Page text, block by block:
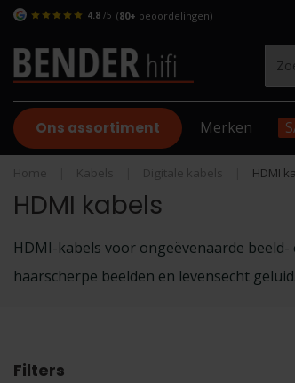
4.8 /5 (80+ beoordelingen)
Ons assortiment Merken
Home Kabels Digitale kabels HDMI
HDMI kabels
HDMI-kabels voor ongeëvenaarde
haarscherpe beelden en levensecht geluid.
Filters